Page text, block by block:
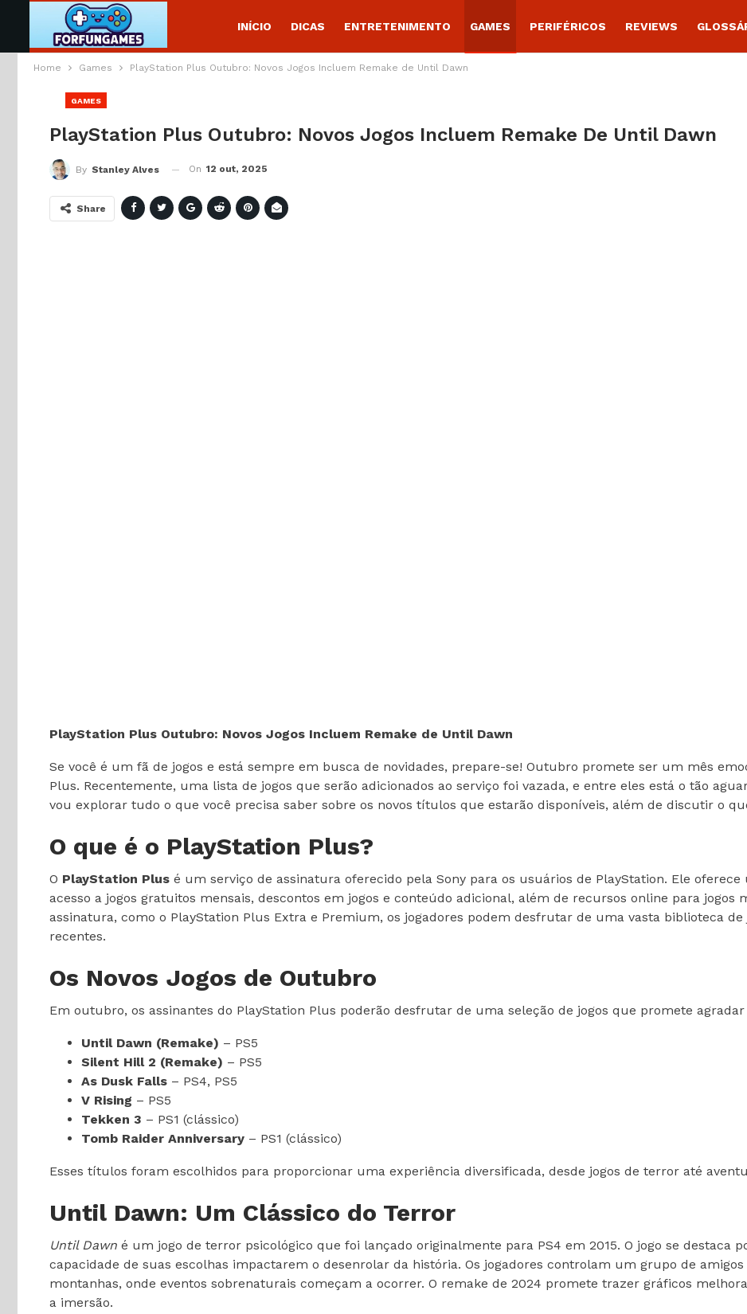
INÍCIO DICAS ENTRETENIMENTO GAMES PERIFÉRICOS REVIEWS
Home Games PlayStation Plus Outubro: Novos Jogos Incluem Remake de Until Dawn
GAMES
PlayStation Plus Outubro: Novos Jogos Incluem Remake De Until Dawn
By Stanley Alves On 12 out, 2025
Share
PlayStation Plus Outubro: Novos Jogos Incluem Remake de Until Dawn
Se você é um fã de jogos e está sempre em busca de novidades, prepare-se! Outubro promete ser um mês
Plus. Recentemente, uma lista de jogos que serão adicionados ao serviço foi vazada, e entre eles está o tão
vou explorar tudo o que você precisa saber sobre os novos títulos que estarão disponíveis, além de discutir o
O que é o PlayStation Plus?
O PlayStation Plus é um serviço de assinatura oferecido pela Sony para os usuários de PlayStation. Ele
acesso a jogos gratuitos mensais, descontos em jogos e conteúdo adicional, além de recursos online para jogos
assinatura, como o PlayStation Plus Extra e Premium, os jogadores podem desfrutar de uma vasta biblioteca
recentes.
Os Novos Jogos de Outubro
Em outubro, os assinantes do PlayStation Plus poderão desfrutar de uma seleção de jogos que promete
Until Dawn (Remake) – PS5
Silent Hill 2 (Remake) – PS5
As Dusk Falls – PS4, PS5
V Rising – PS5
Tekken 3 – PS1 (clássico)
Tomb Raider Anniversary – PS1 (clássico)
Esses títulos foram escolhidos para proporcionar uma experiência diversificada, desde jogos de terror até
Until Dawn: Um Clássico do Terror
Until Dawn é um jogo de terror psicológico que foi lançado originalmente para PS4 em 2015. O jogo se destaca
capacidade de suas escolhas impactarem o desenrolar da história. Os jogadores controlam um grupo de
montanhas, onde eventos sobrenaturais começam a ocorrer. O remake de 2024 promete trazer gráficos
a imersão.